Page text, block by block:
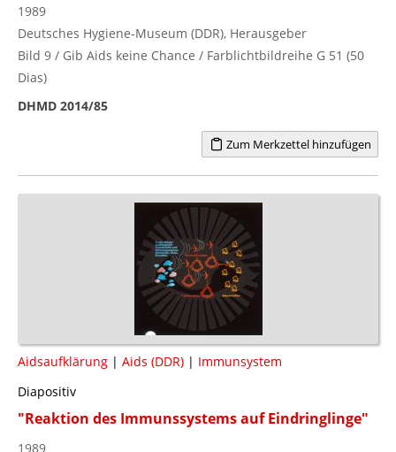
1989
Deutsches Hygiene-Museum (DDR), Herausgeber
Bild 9 / Gib Aids keine Chance / Farblichtbildreihe G 51 (50
Dias)
DHMD 2014/85
Zum Merkzettel hinzufügen
Aidsaufklärung | Aids (DDR) | Immunsystem
Diapositiv
"Reaktion des Immunssystems auf Eindringlinge"
1989